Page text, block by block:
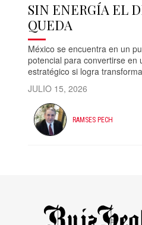
SIN ENERGÍA EL
QUEDA
México se encuentra en un
potencial para convertirse en
estratégico si logra
JULIO 15, 2026
RAMSES PECH